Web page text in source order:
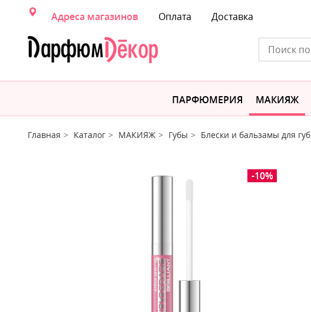
Адреса магазинов Оплата Доставка
ПАРФЮМЕРИЯ МАКИЯЖ
Главная Каталог МАКИЯЖ Губы Блески и бальзамы для губ
-10%